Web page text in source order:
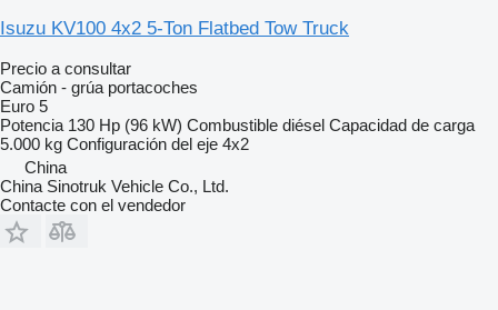
Isuzu KV100 4x2 5-Ton Flatbed Tow Truck
Precio a consultar
Camión - grúa portacoches
Euro 5
Potencia 130 Hp (96 kW) Combustible diésel Capacidad de carga
5.000 kg Configuración del eje 4x2
China
China Sinotruk Vehicle Co., Ltd.
Contacte con el vendedor